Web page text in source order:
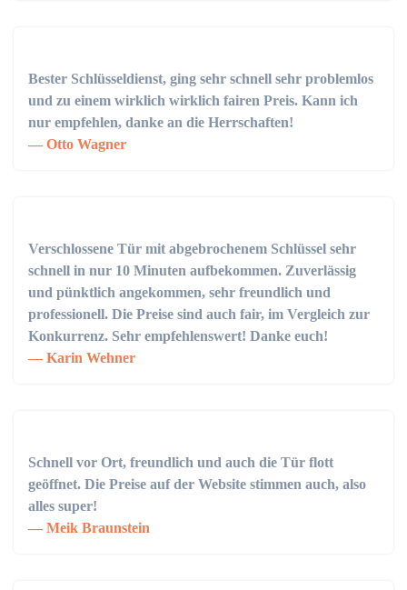
Bester Schlüsseldienst, ging sehr schnell sehr problemlos
und zu einem wirklich wirklich fairen Preis. Kann ich
nur empfehlen, danke an die Herrschaften!
Otto Wagner
Verschlossene Tür mit abgebrochenem Schlüssel sehr
schnell in nur 10 Minuten aufbekommen. Zuverlässig
und pünktlich angekommen, sehr freundlich und
professionell. Die Preise sind auch fair, im Vergleich zur
Konkurrenz. Sehr empfehlenswert! Danke euch!
Karin Wehner
Schnell vor Ort, freundlich und auch die Tür flott
geöffnet. Die Preise auf der Website stimmen auch, also
alles super!
Meik Braunstein